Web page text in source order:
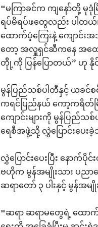
“မကြာခင်က ကျနော်တို့ မု
ရပ်မိရပ်ဖတွေလည်း ပါတယ်
ထောက်ပံ့ကြေးနဲ့ ကျော
တော့ အလှူရှင်ဆီကနေ အထေ
တိိုု့ကို ပြန်ပြောတယ်” ဟု
မွန်ပြည်သစ်ပါတီနှင့် ယခင်
ကရင်ပြည်နယ် ကော့ကရိတ်မ
ကျောင်းများကို မွန်ပြည်
ရေစီအဖွဲ့သို့ လွှဲပြောင်းပေး
လွှဲပြောင်းပေးပြီး နောက်
ဗဟိုက မွန်အမျိုးသား ပည
ဆရာတော် ၃ ပါးနှင့် မွန်အမ
“ဆရာ ဆရာမတွေရဲ့ ထော